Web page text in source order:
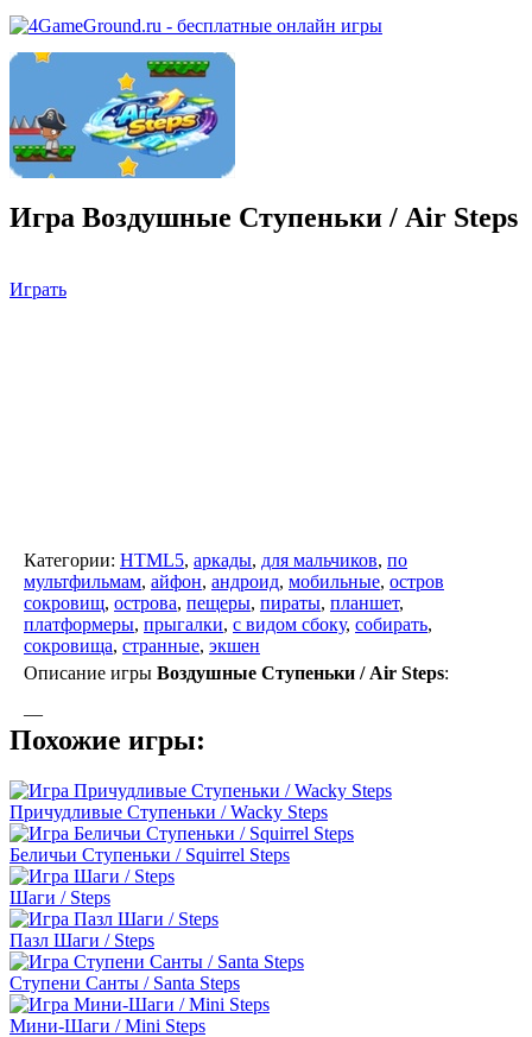
Игра Воздушные Ступеньки / Air Steps
Играть
Категории: HTML5, аркады, для мальчиков, по
мультфильмам, айфон, андроид, мобильные, остров
сокровищ, острова, пещеры, пираты, планшет,
платформеры, прыгалки, с видом сбоку, собирать,
сокровища, странные, экшен
Описание игры Воздушные Ступеньки / Air Steps:
—
Похожие игры:
Причудливые Ступеньки / Wacky Steps
Беличьи Ступеньки / Squirrel Steps
Шаги / Steps
Пазл Шаги / Steps
Ступени Санты / Santa Steps
Мини-Шаги / Mini Steps